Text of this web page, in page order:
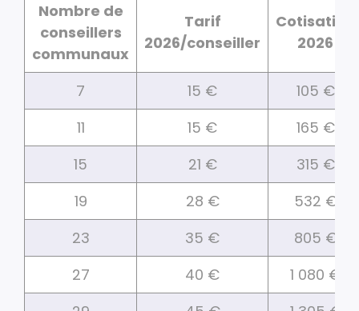
Nombre de
conseillers
communaux
Tarif
2026/conseiller
Cotisation
2026
7 15 €
105 €
11
15 €
165 €
15
21 €
315 €
19
28 €
532 €
23
35 €
805 €
27
40 €
1 080 €